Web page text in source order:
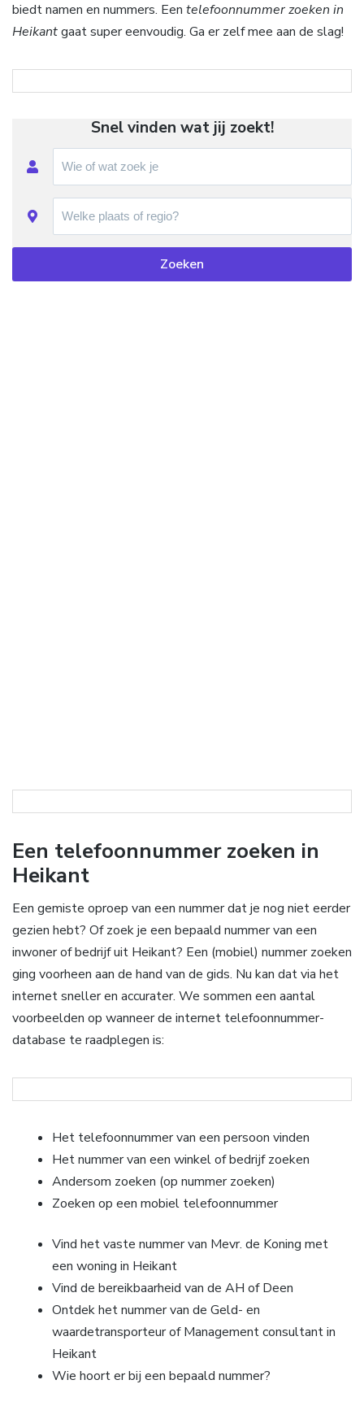
biedt namen en nummers. Een telefoonnummer zoeken in
Heikantgaat super eenvoudig. Ga er zelf mee aan de slag!
Snel vinden wat jij zoekt!
Een telefoonnummer zoeken in
Heikant
Een gemiste oproep van een nummer dat je nog niet eerder
gezien hebt? Of zoek je een bepaald nummer van een
inwoner of bedrijf uit Heikant? Een (mobiel) nummer zoeken
ging voorheen aan de hand van de gids. Nu kan dat via het
internet sneller en accurater. We sommen een aantal
voorbeelden op wanneer de internet telefoonnummer-
database te raadplegen is:
Het telefoonnummer van een persoon vinden
Het nummer van een winkel of bedrijf zoeken
Andersom zoeken (op nummer zoeken)
Zoeken op een mobiel telefoonnummer
Vind het vaste nummer van Mevr. de Koning met
een woning in Heikant
Vind de bereikbaarheid van de AH of Deen
Ontdek het nummer van de Geld- en
waardetransporteur of Management consultant in
Heikant
Wie hoort er bij een bepaald nummer?